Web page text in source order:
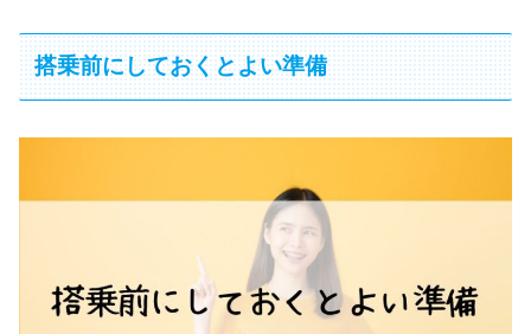
搭乗前にしておくとよい準備